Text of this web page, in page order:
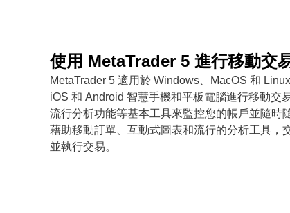
使用 MetaTrader 5 進行移動交
MetaTrader 5 適用於 Windows、MacOS 和
iOS 和 Android 智慧手機和平板電腦進行移動交
流行分析功能等基本工具來監控您的帳戶並隨時
藉助移動訂單、互動式圖表和流行的分析工具，
並執行交易。